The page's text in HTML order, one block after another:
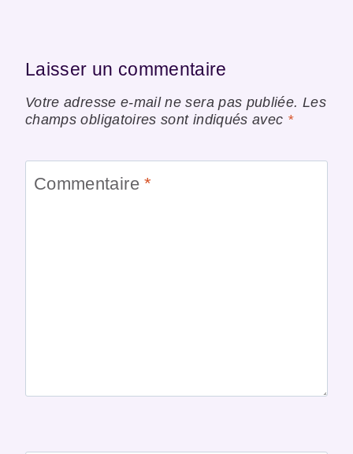
Laisser un commentaire
Votre adresse e-mail ne sera pas publiée. Les
champs obligatoires sont indiqués avec *
Commentaire*